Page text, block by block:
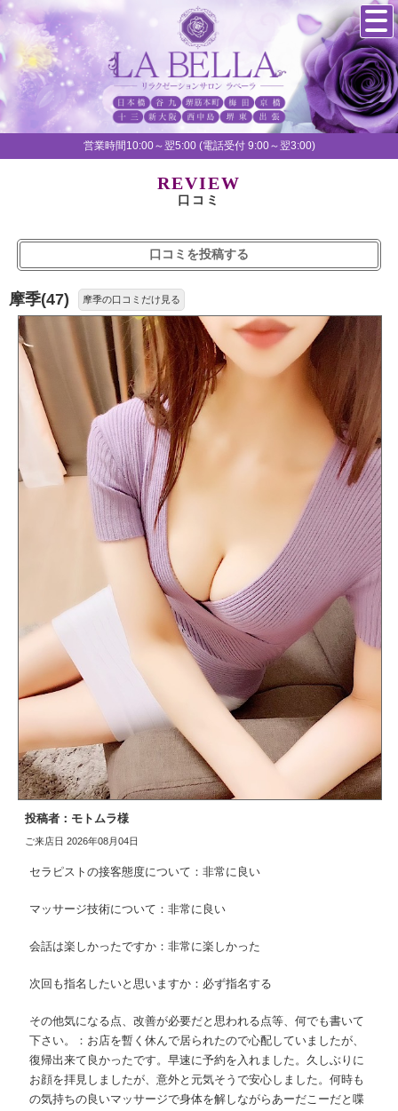
営業時間10:00～翌5:00 (電話受付 9:00～翌3:00)
REVIEW
口コミ
口コミを投稿する
摩季(47) 摩季の口コミだけ見る
投稿者：モトムラ様
ご来店日 2026年08月04日
セラピストの接客態度について：非常に良い
マッサージ技術について：非常に良い
会話は楽しかったですか：非常に楽しかった
次回も指名したいと思いますか：必ず指名する
その他気になる点、改善が必要だと思われる点等、何でも書いて
下さい。：お店を暫く休んで居られたので心配していましたが、
復帰出来て良かったです。早速に予約を入れました。久しぶりに
お顔を拝見しましたが、意外と元気そうで安心しました。何時も
の気持ちの良いマッサージで身体を解しながらあーだこーだと喋